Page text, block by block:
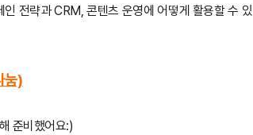
전략과 CRM, 콘텐츠 운영에 어떻게 활용할 수 있
눔)
준비했어요:)